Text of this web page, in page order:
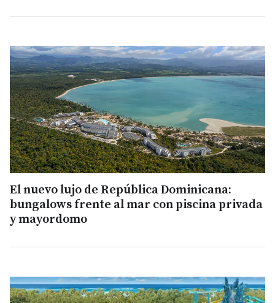
El nuevo lujo de República Dominicana:
bungalows frente al mar con piscina privada
y mayordomo